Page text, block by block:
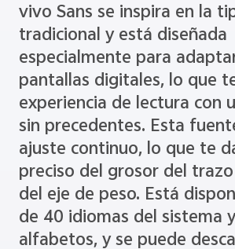
vivo Sans se inspira en la
tradicional y está diseñada
especialmente para
pantallas digitales, lo que
experiencia de lectura con
sin precedentes. Esta
ajuste continuo, lo que te
preciso del grosor del
del eje de peso. Está
de 40 idiomas del sistema
alfabetos, y se puede